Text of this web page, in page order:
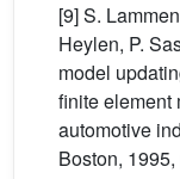
[9] S.
Heylen, P.
model
finite element
automotive
Boston,